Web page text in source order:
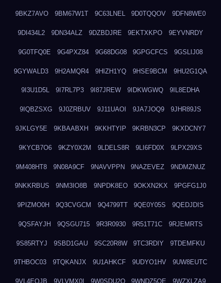
9BKZ7AVO 9BM67W1T 9C63LNEL 9D0TQQOV 9DFN8WE0
9DI434L2 9DN34ALZ 9DZBDJRE 9EKTXKPO 9EYVNRDY
9G0TFQ0E 9G4PXZ84 9G68DG08 9GPGCFCS 9GSLIJ08
9GYWALD3 9H2AMQR4 9HIZH1YQ 9HSE9BCM 9HU2G1QA
9I3U1D5L 9I7RL7P3 9I87JREW 9IDKWGWQ 9IL8EDHA
9IQBZSXG 9J0ZRBUV 9J11UAOI 9JA7JOQ9 9JHR89JS
9JKLGY5E 9KBAABXH 9KKHTYIP 9KRBN3CP 9KXDCNY7
9KYCB7O6 9KZY0X2M 9LDELS8R 9LI6FD0X 9LPX29XS
9M408HT8 9N08A9CF 9NAVVPPN 9NAZEVEZ 9NDMZNUZ
9NKKRBUS 9NM3IO8B 9NPDK8EO 9OKXN2KX 9PGFG1J0
9PIZMO0H 9Q3CVGCM 9Q4799TT 9QE0Y05S 9QEDJDIS
9QSFAYJH 9QSGU715 9R3R0930 9R51T71C 9RJEMRTS
9S85RTYJ 9SBD1GAU 9SC20R8W 9TC3RDIY 9TDEMFKU
9THBOC03 9TQKANJX 9U1AHKCF 9UDYO1HV 9UW8EUTC
9VL4EOJB 9VLVMX0I 9W0SDU2O 9WNDZ5OE 9WZXLZA9